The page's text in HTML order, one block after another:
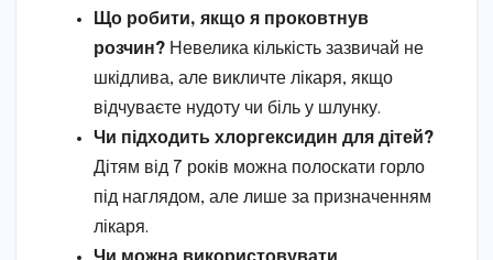
Що робити, якщо я проковтнув
розчин? Невелика кількість зазвичай не
шкідлива, але викличте лікаря, якщо
відчуваєте нудоту чи біль у шлунку.
Чи підходить хлоргексидин для дітей?
Дітям від 7 років можна полоскати горло
під наглядом, але лише за призначенням
лікаря.